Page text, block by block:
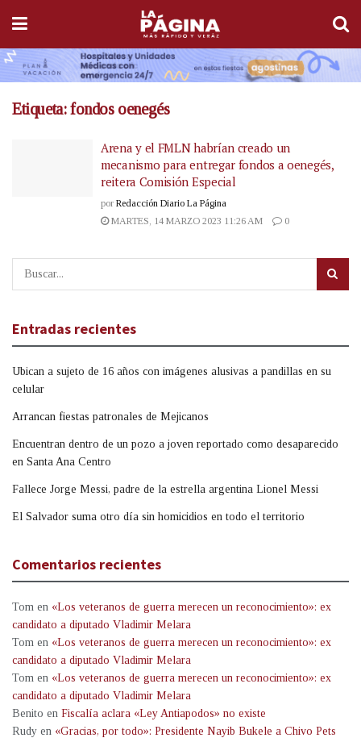
Etiqueta:fondos oenegés
Arena y el FMLN habrían creado un
mecanismo para entregar fondos a oenegés,
reitera Comisión Especial
por Redacción Diario La Página
MARTES, 14 MARZO 2023 11:26 AM
0
Entradas recientes
Ubican a sujeto de 16 años con imágenes alusivas a pandillas en su
celular
Arrancan fiestas patronales de Mejicanos
Encuentran dentro de un pozo a joven reportado como desaparecido
en Santa Ana Centro
Fallece Jorge Messi, padre de la estrella argentina Lionel Messi
El Salvador suma otro día sin homicidios en todo el territorio
Comentarios recientes
Tom en «Los veteranos de guerra merecen un reconocimiento»: ex
candidato a diputado Vladimir Melara
Tom en «Los veteranos de guerra merecen un reconocimiento»: ex
candidato a diputado Vladimir Melara
Tom en «Los veteranos de guerra merecen un reconocimiento»: ex
candidato a diputado Vladimir Melara
Benito en Fiscalía aclara «Ley Antiapodos» no existe
Rudy en «Gracias, por todo»: Presidente Nayib Bukele a Chivo Pets